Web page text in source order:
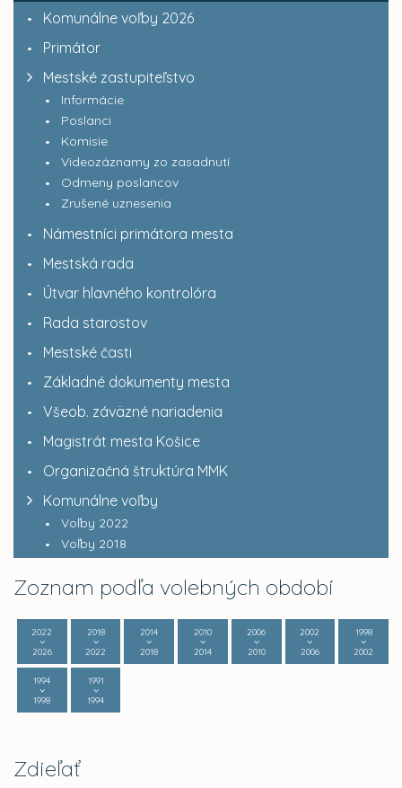
Komunálne voľby 2026
Primátor
Mestské zastupiteľstvo
Informácie
Poslanci
Komisie
Videozáznamy zo zasadnutí
Odmeny poslancov
Zrušené uznesenia
Námestníci primátora mesta
Mestská rada
Útvar hlavného kontrolóra
Rada starostov
Mestské časti
Základné dokumenty mesta
Všeob. záväzné nariadenia
Magistrát mesta Košice
Organizačná štruktúra MMK
Komunálne voľby
Voľby 2022
Voľby 2018
Zoznam podľa volebných období
2022
2026
2018
2022
2014
2018
2010
2014
2006
2010
2002
2006
1998
2002
1994
1998
1991
1994
Zdieľať